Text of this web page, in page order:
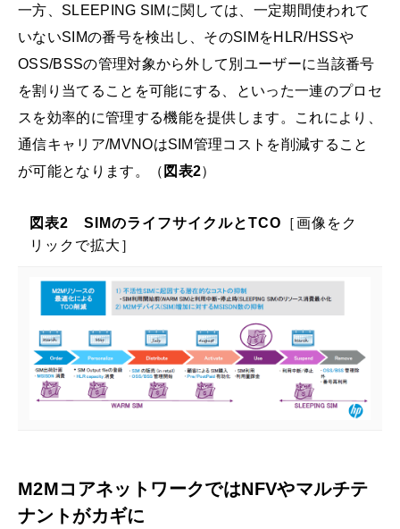
一方、SLEEPING SIMに関しては、一定期間使われて
いないSIMの番号を検出し、そのSIMをHLR/HSSや
OSS/BSSの管理対象から外して別ユーザーに当該番号
を割り当てることを可能にする、といった一連のプロセ
スを効率的に管理する機能を提供します。これにより、
通信キャリア/MVNOはSIM管理コストを削減すること
が可能となります。（ 図表2）
図表2 SIMのライフサイクルとTCO ［画像をク
リックで拡大］
M2MコアネットワークではNFVやマルチテ
ナントがカギに